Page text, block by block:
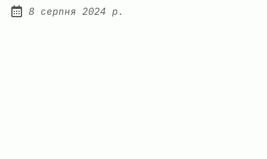
Posted on:
8 серпня 2024 р.